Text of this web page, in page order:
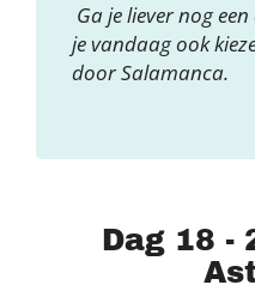
Ga je liever nog
je vandaag ook
door Salamanca.
Dag 18 -